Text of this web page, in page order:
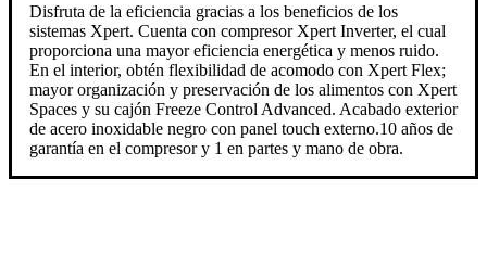
Disfruta de la eficiencia gracias a los beneficios de los
sistemas Xpert. Cuenta con compresor Xpert Inverter, el cual
proporciona una mayor eficiencia energética y menos ruido.
En el interior, obtén flexibilidad de acomodo con Xpert Flex;
mayor organización y preservación de los alimentos con Xpert
Spaces y su cajón Freeze Control Advanced. Acabado exterior
de acero inoxidable negro con panel touch externo.10 años de
garantía en el compresor y 1 en partes y mano de obra.